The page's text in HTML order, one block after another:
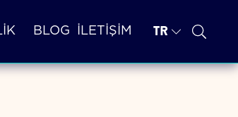
BLOG İLETİŞİM TR